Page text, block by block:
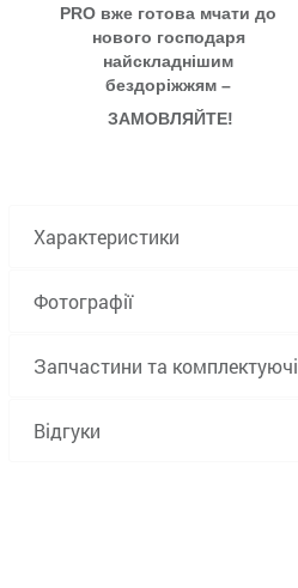
PRO вже готова мчати до
нового господаря
найскладнішим
бездоріжжям –
ЗАМОВЛЯЙТЕ!
Характеристики
Фотографії
Запчастини та комплектуючі
Відгуки